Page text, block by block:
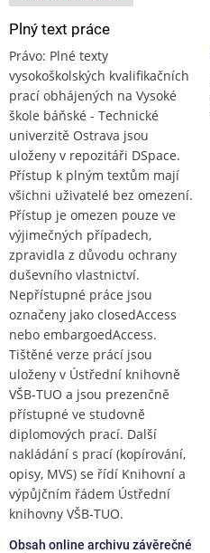
Plný text práce
Právo: Plné texty
vysokoškolských kvalifikačních
prací obhájených na Vysoké
škole báňské - Technické
univerzitě Ostrava jsou
uloženy v repozitáři DSpace.
Přístup k plným textům mají
všichni uživatelé bez omezení.
Přístup je omezen pouze ve
výjimečných případech,
zpravidla z důvodu ochrany
duševního vlastnictví.
Nepřístupné práce jsou
označeny jako closedAccess
nebo embargoedAccess.
Tištěné verze prácí jsou
uloženy v Ústřední knihovně
VŠB-TUO a jsou prezenčně
přístupné ve studovně
diplomových prací. Další
nakládání s prací (kopírování,
opisy, MVS) se řídí Knihovní a
výpůjčním řádem Ústřední
knihovny VŠB-TUO.
Obsah online archivu závěrečné